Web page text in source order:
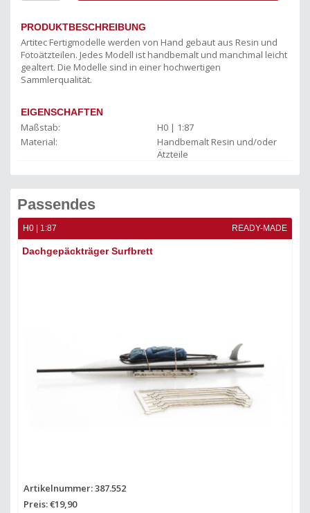
PRODUKTBESCHREIBUNG
Artitec Fertigmodelle werden von Hand gebaut aus Resin und
Fotoätzteilen. Jedes Modell ist handbemalt und manchmal leicht
gealtert. Die Modelle sind in einer hochwertigen
Sammlerqualität.
EIGENSCHAFTEN
Maßstab:
H0 | 1:87
Material:
Handbemalt Resin und/oder
Ätzteile
Passendes
H0 | 1:87 READY-MADE
Dachgepäckträger Surfbrett
Artikelnummer: 387.552
Preis: €19,90